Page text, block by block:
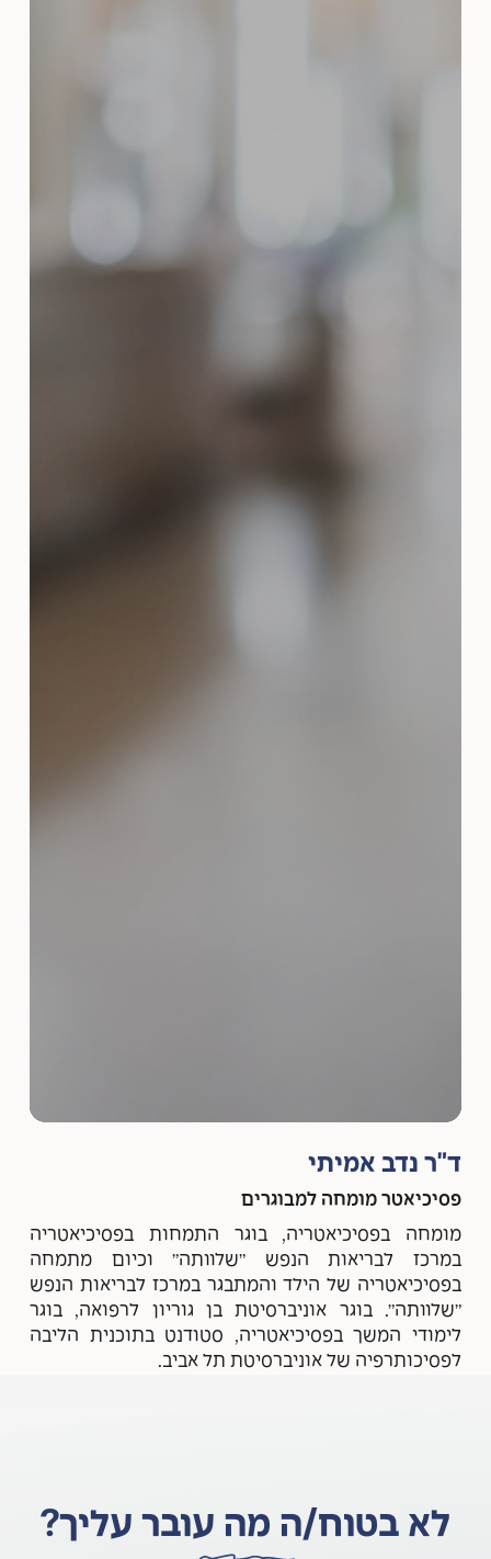
ד"ר נדב אמיתי
פסיכיאטר מומחה למבוגרים
מומחה בפסיכיאטריה, בוגר התמחות בפסיכיאטריה
במרכז לבריאות הנפש ״שלוותה״ וכיום מתמחה
בפסיכיאטריה של הילד והמתבגר במרכז לבריאות הנפש
״שלוותה״. בוגר אוניברסיטת בן גוריון לרפואה, בוגר
לימודי המשך בפסיכיאטריה, סטודנט בתוכנית הליבה
לפסיכותרפיה של אוניברסיטת תל אביב.
לא בטוח/ה מה עובר עליך?